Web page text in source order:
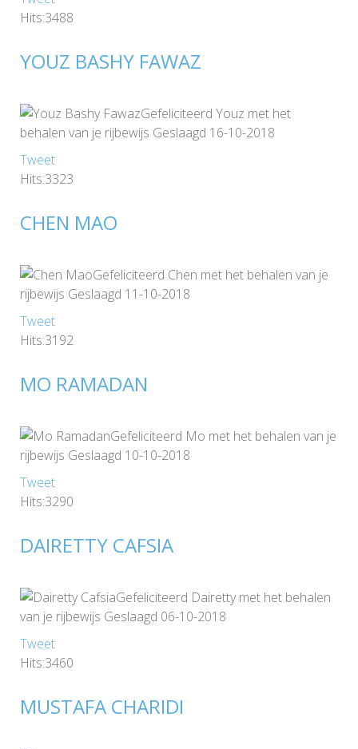
Hits:3488
YOUZ BASHY FAWAZ
Gefeliciteerd Youz met het
behalen van je rijbewijs Geslaagd 16-10-2018
Tweet
Hits:3323
CHEN MAO
Gefeliciteerd Chen met het behalen van je
rijbewijs Geslaagd 11-10-2018
Tweet
Hits:3192
MO RAMADAN
Gefeliciteerd Mo met het behalen van je
rijbewijs Geslaagd 10-10-2018
Tweet
Hits:3290
DAIRETTY CAFSIA
Gefeliciteerd Dairetty met het behalen
van je rijbewijs Geslaagd 06-10-2018
Tweet
Hits:3460
MUSTAFA CHARIDI